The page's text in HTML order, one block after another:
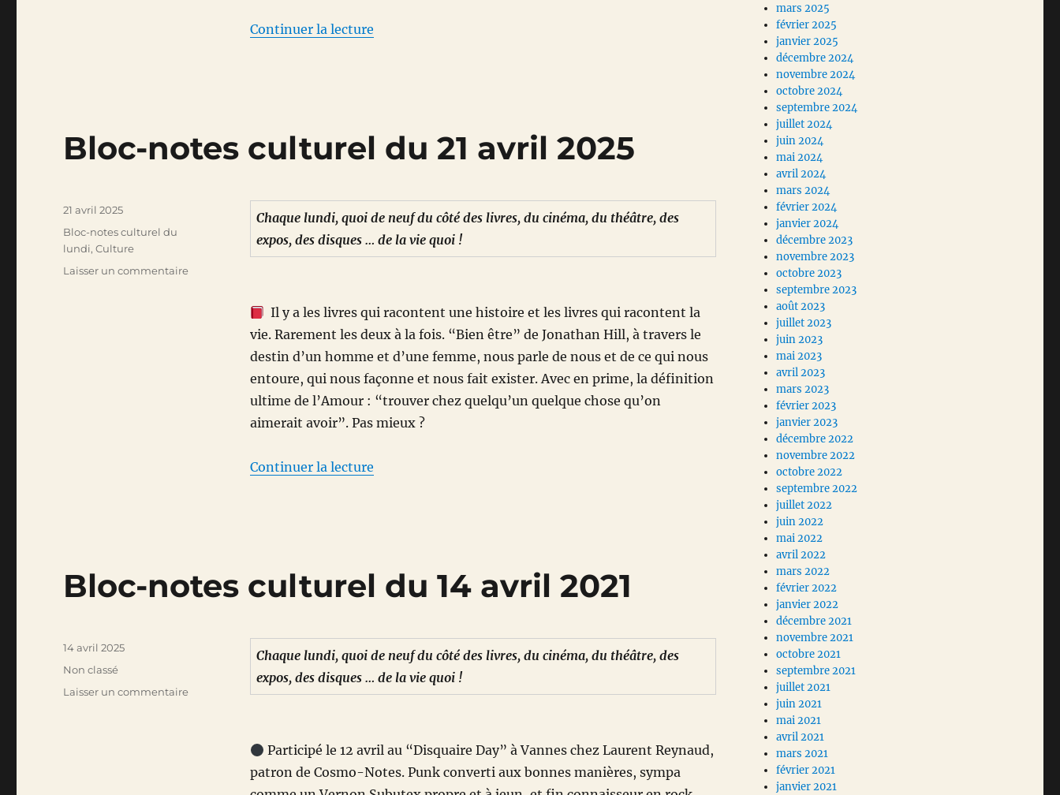
Continuer la lecturede « De la réinvention »
Bloc-notes culturel du 21 avril 2025
Chaque lundi, quoi de neuf du côté des livres, du cinéma, du théâtre, des
expos, des disques … de la vie quoi !
Il y a les livres qui racontent une histoire et les livres qui racontent la
vie. Rarement les deux à la fois. “Bien être” de Jonathan Hill, à travers le
destin d’un homme et d’une femme, nous parle de nous et de ce qui nous
entoure, qui nous façonne et nous fait exister. Avec en prime, la définition
ultime de l’Amour : “trouver chez quelqu’un quelque chose qu’on
aimerait avoir”. Pas mieux ?
Continuer la lecturede « Bloc-notes culturel du 21 avril 2025 »
Publié
le
21 avril 2025
Catégories
Bloc-notes culturel du
lundi,Culture
Laisser un commentairesur
Bloc-notes culturel du 14 avril 2021
Chaque lundi, quoi de neuf du côté des livres, du cinéma, du théâtre, des
expos, des disques … de la vie quoi !
Participé le 12 avril au “Disquaire Day” à Vannes chez Laurent Reynaud,
patron de Cosmo-Notes. Punk converti aux bonnes manières, sympa
Publié
14 avril 2025
Catégories
Non classé
Laisser un commentairesur
mars 2025
février 2025
janvier 2025
décembre 2024
novembre 2024
octobre 2024
septembre 2024
juillet 2024
juin 2024
mai 2024
avril 2024
mars 2024
février 2024
janvier 2024
décembre 2023
novembre 2023
octobre 2023
septembre 2023
août 2023
juillet 2023
juin 2023
mai 2023
avril 2023
mars 2023
février 2023
janvier 2023
décembre 2022
novembre 2022
octobre 2022
septembre 2022
juillet 2022
juin 2022
mai 2022
avril 2022
mars 2022
février 2022
janvier 2022
décembre 2021
novembre 2021
octobre 2021
septembre 2021
juillet 2021
juin 2021
mai 2021
avril 2021
mars 2021
février 2021
janvier 2021